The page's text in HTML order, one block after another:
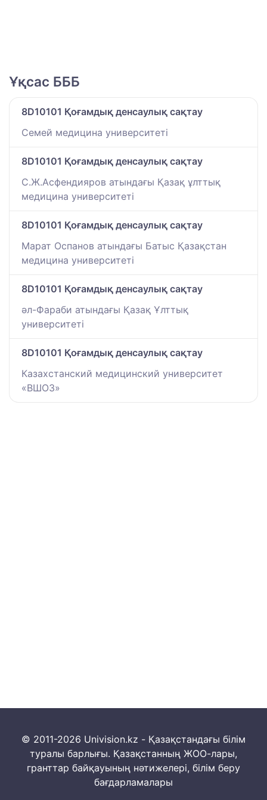
Ұқсас БББ
8D10101 Қоғамдық денсаулық сақтау
Семей медицина университеті
8D10101 Қоғамдық денсаулық сақтау
С.Ж.Асфендияров атындағы Қазақ ұлттық
медицина университеті
8D10101 Қоғамдық денсаулық сақтау
Марат Оспанов атындағы Батыс Қазақстан
медицина университеті
8D10101 Қоғамдық денсаулық сақтау
әл-Фараби атындағы Қазақ Ұлттық
университеті
8D10101 Қоғамдық денсаулық сақтау
Казахстанский медицинский университет
«ВШОЗ»
© 2011-2026 Univision.kz - Қазақстандағы білім
туралы барлығы. Қазақстанның ЖОО-лары,
гранттар байқауының нәтижелері, білім беру
бағдарламалары